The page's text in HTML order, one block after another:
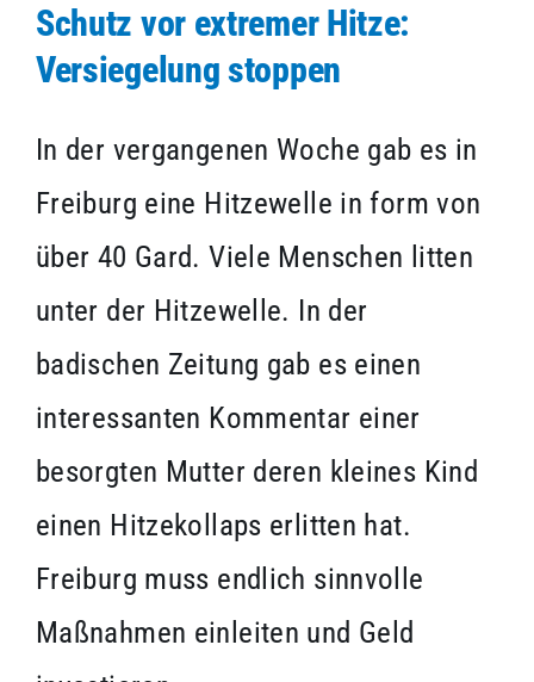
Schutz vor extremer Hitze:
Versiegelung stoppen
In der vergangenen Woche gab es in
Freiburg eine Hitzewelle in form von
über 40 Gard. Viele Menschen litten
unter der Hitzewelle. In der
badischen Zeitung gab es einen
interessanten Kommentar einer
besorgten Mutter deren kleines Kind
einen Hitzekollaps erlitten hat.
Freiburg muss endlich sinnvolle
Maßnahmen einleiten und Geld